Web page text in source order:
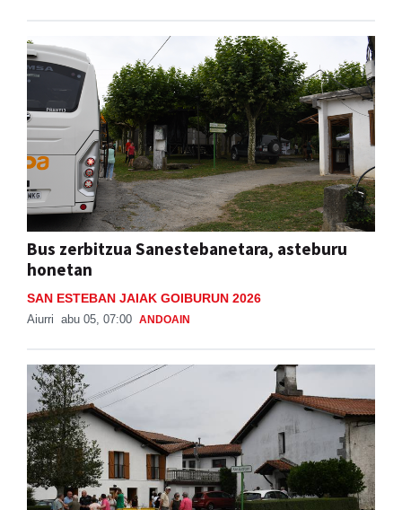
Bus zerbitzua Sanestebanetara, asteburu
honetan
SAN ESTEBAN JAIAK GOIBURUN 2026
Aiurri abu 05, 07:00 ANDOAIN